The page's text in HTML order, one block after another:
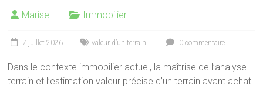
Marise Immobilier
7 juillet 2026 valeur d’un terrain 0 commentaire
Dans le contexte immobilier actuel, la maîtrise de l’analyse
terrain et l’estimation valeur précise d’un terrain avant achat